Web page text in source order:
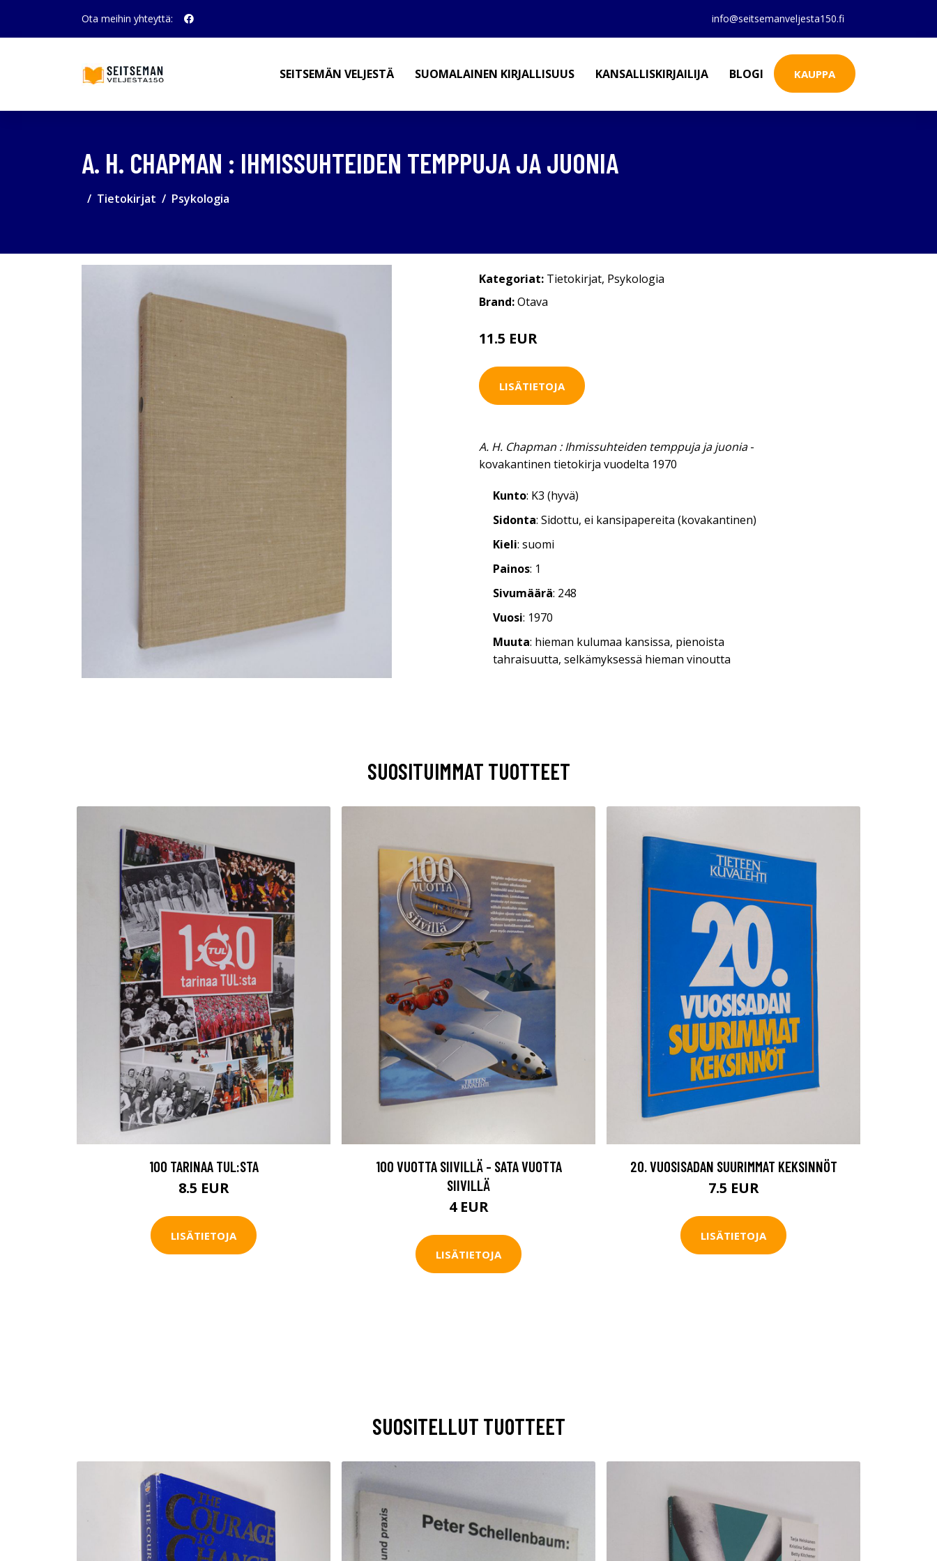
Ota meihin yhteyttä: info@seitsemanveljesta150.fi
SEITSEMÄN VELJESTÄ SUOMALAINEN KIRJALLISUUS KANSALLISKIRJAILIJA BLOGI KAUPPA
A. H. CHAPMAN : IHMISSUHTEIDEN TEMPPUJA JA JUONIA
Tietokirjat Psykologia
Kategoriat: Tietokirjat, Psykologia
Brand:Otava
11.5 EUR
LISÄTIETOJA
A. H. Chapman : Ihmissuhteiden temppuja ja juonia-
kovakantinen tietokirja vuodelta 1970
Kunto: K3 (hyvä)
Sidonta: Sidottu, ei kansipapereita (kovakantinen)
Kieli: suomi
Painos: 1
Sivumäärä: 248
Vuosi: 1970
Muuta: hieman kulumaa kansissa, pienoista
tahraisuutta, selkämyksessä hieman vinoutta
SUOSITUIMMAT TUOTTEET
100 TARINAA TUL:STA
8.5 EUR
LISÄTIETOJA
100 VUOTTA SIIVILLÄ - SATA VUOTTA
SIIVILLÄ
4 EUR
LISÄTIETOJA
20. VUOSISADAN SUURIMMAT KEKSINNÖT
7.5 EUR
LISÄTIETOJA
SUOSITELLUT TUOTTEET